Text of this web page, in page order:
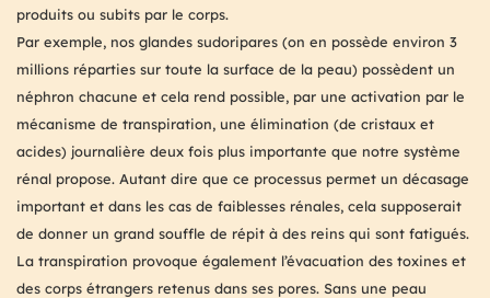
produits ou subits par le corps.
Par exemple, nos glandes sudoripares (on en possède environ 3
millions réparties sur toute la surface de la peau) possèdent un
néphron chacune et cela rend possible, par une activation par le
mécanisme de transpiration, une élimination (de cristaux et
acides) journalière deux fois plus importante que notre système
rénal propose. Autant dire que ce processus permet un décasage
important et dans les cas de faiblesses rénales, cela supposerait
de donner un grand souffle de répit à des reins qui sont fatigués.
La transpiration provoque également l’évacuation des toxines et
des corps étrangers retenus dans ses pores. Sans une peau